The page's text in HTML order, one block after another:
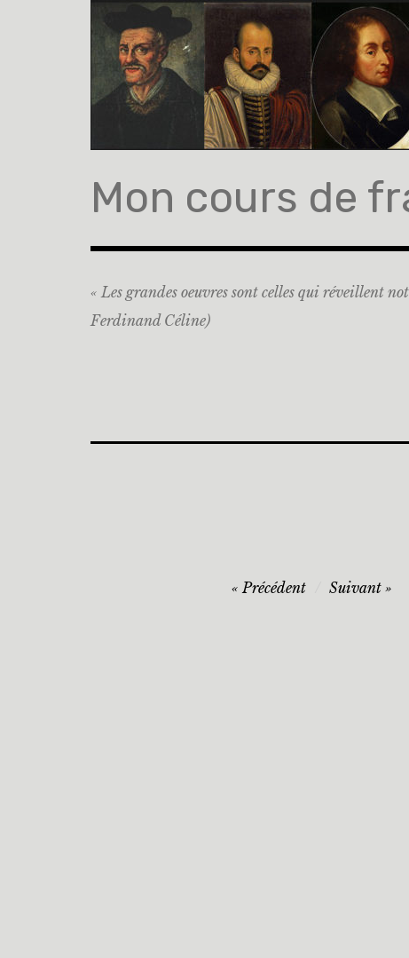
Mon cours de
« Les grandes oeuvres sont celles qui réveillent
Ferdinand Céline)
Précédent Suivant